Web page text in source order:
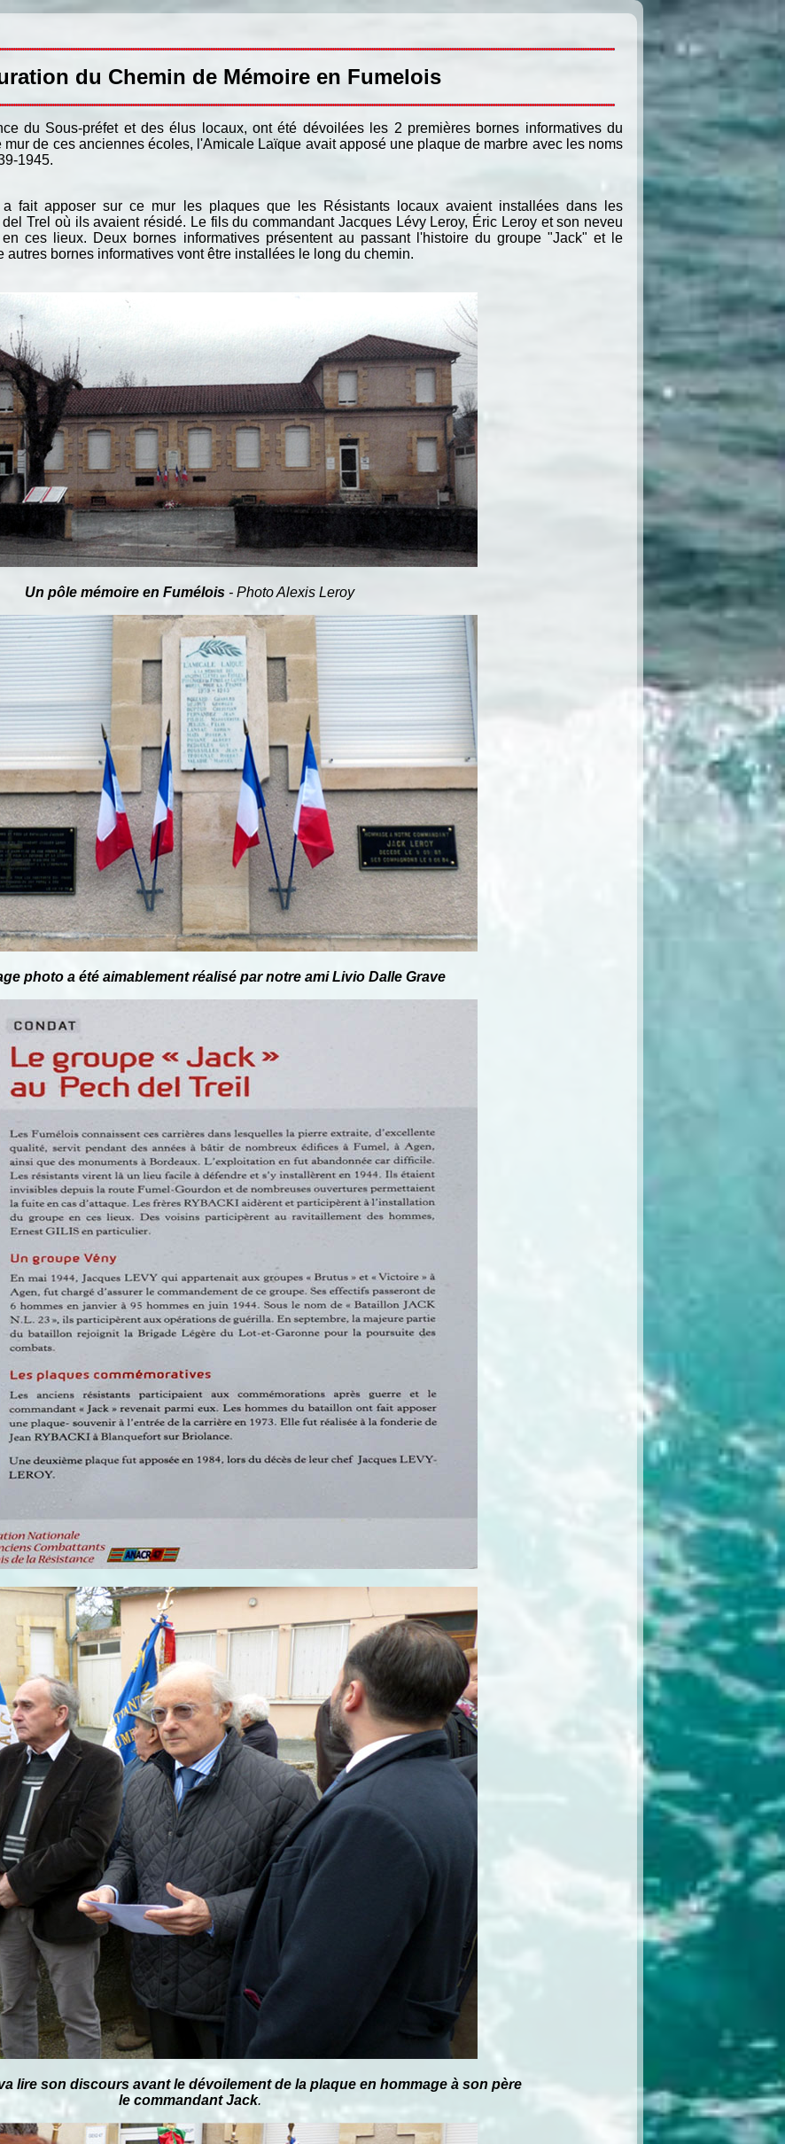
du Chemin de Mémoire en Fumelois
du Sous-préfet et des élus locaux, ont été dévoilées les 2 premières bornes informatives du
de ces anciennes écoles, l'Amicale Laïque avait apposé une plaque de marbre avec les noms
1945.
a fait apposer sur ce mur les plaques que les Résistants locaux avaient installées dans les
Trel où ils avaient résidé. Le fils du commandant Jacques Lévy Leroy, Éric Leroy et son neveu
ces lieux. Deux bornes informatives présentent au passant l'histoire du groupe "Jack" et le
autres bornes informatives vont être installées le long du chemin.
Un pôle mémoire en Fumélois - Photo Alexis Leroy
photo a été aimablement réalisé par notre ami Livio Dalle Grave
lire son discours avant le dévoilement de la plaque en hommage à son père
le commandant Jack.